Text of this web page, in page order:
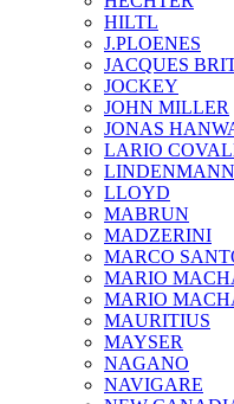
HILTL
J.PLOENES
JAСQUES
JOCKEY
JOHN MILLER
JONAS
LARIO
LINDENMANN
LLOYD
MABRUN
MADZERINI
MARCO
MARIO
MARIO
MAURITIUS
MAYSER
NAGANO
NAVIGARE